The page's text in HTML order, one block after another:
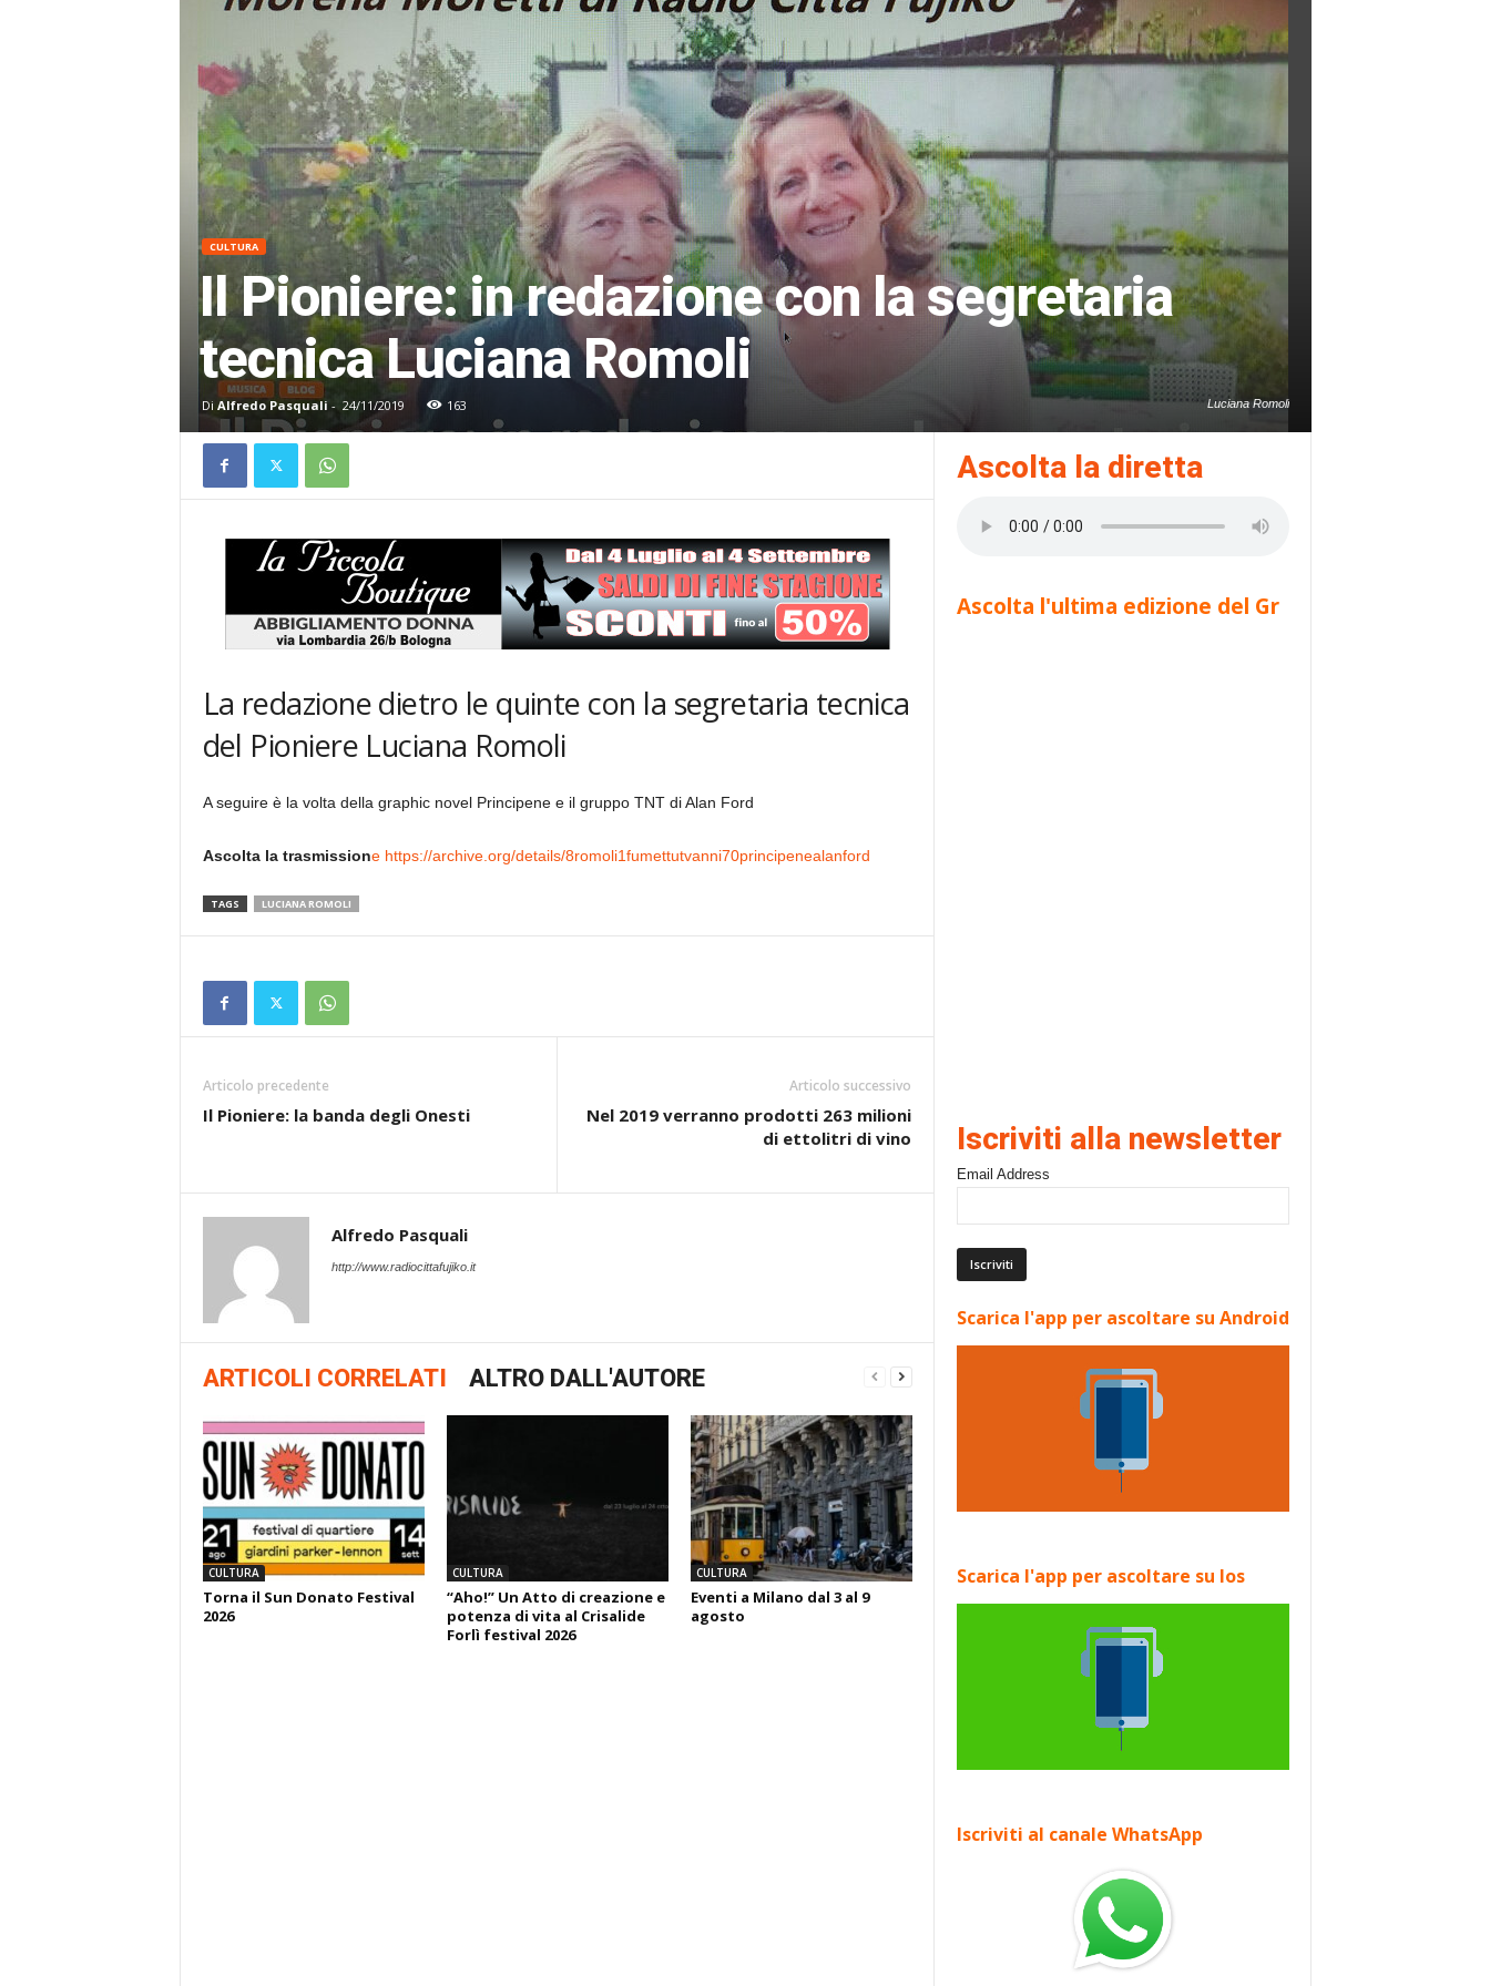
Luciana Romoli
CULTURA
Il Pioniere: in redazione con la segretaria
tecnica Luciana Romoli
Di Alfredo Pasquali - 24/11/2019 163
La redazione dietro le quinte con la segretaria tecnica
del Pioniere Luciana Romoli
A seguire è la volta della graphic novel Principene e il gruppo TNT di Alan Ford
Ascolta la trasmissione https://archive.org/details/8romoli1fumettutvanni70principenealanford
TAGS LUCIANA ROMOLI
Articolo precedente
Il Pioniere: la banda degli Onesti
Articolo successivo
Nel 2019 verranno prodotti 263 milioni
di ettolitri di vino
Alfredo Pasquali
http://www.radiocittafujiko.it
ARTICOLI CORRELATI ALTRO DALL'AUTORE
CULTURA
Torna il Sun Donato Festival
2026
CULTURA
“Aho!” Un Atto di creazione e
potenza di vita al Crisalide
Forlì festival 2026
CULTURA
Eventi a Milano dal 3 al 9
agosto
Ascolta la diretta
Ascolta l'ultima edizione del Gr
Iscriviti alla newsletter
Email Address
Scarica l'app per ascoltare su Android
Scarica l'app per ascoltare su Ios
Iscriviti al canale WhatsApp